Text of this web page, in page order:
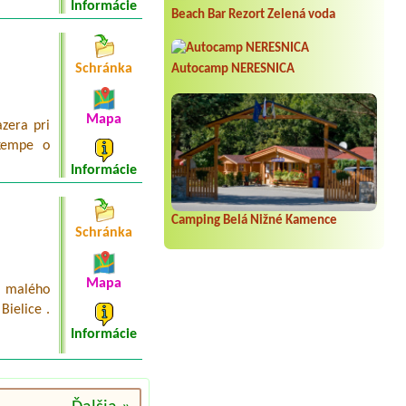
Beach Bar Rezort Zelená voda
Autocamp NERESNICA
Camping Belá Nižné Kamence
Informácie
pri
o
Schránka
Mapa
Informácie
.
Schránka
Mapa
Informácie